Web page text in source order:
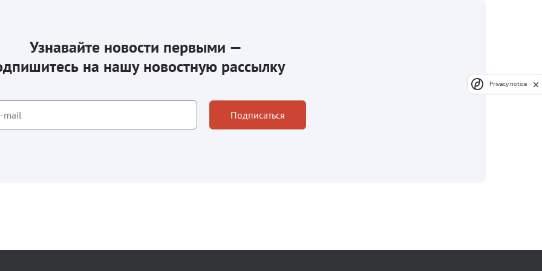
Узнавайте новости первыми —
на нашу новостную рассылку
Подписаться
Privacy notice